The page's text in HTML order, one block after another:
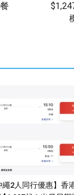
繩2人同行優惠】香